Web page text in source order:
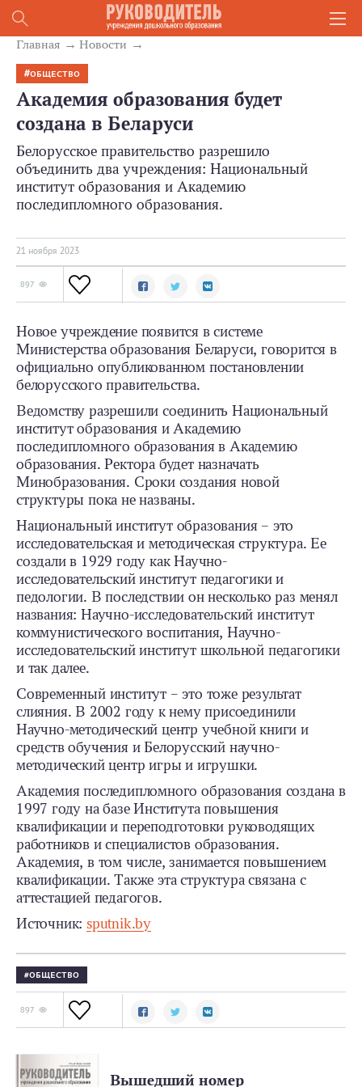
Главная Новости
ОБЩЕСТВО
Академия образования будет
создана в Беларуси
Белорусское правительство разрешило
объединить два учреждения: Национальный
институт образования и Академию
последипломного образования.
21 ноября 2023
897
Новое учреждение появится в системе
Министерства образования Беларуси, говорится в
официально опубликованном постановлении
белорусского правительства.
Ведомству разрешили соединить Национальный
институт образования и Академию
последипломного образования в Академию
образования. Ректора будет назначать
Минобразования. Сроки создания новой
структуры пока не названы.
Национальный институт образования – это
исследовательская и методическая структура. Ее
создали в 1929 году как Научно-
исследовательский институт педагогики и
педологии. В последствии он несколько раз менял
названия: Научно-исследовательский институт
коммунистического воспитания, Научно-
исследовательский институт школьной педагогики
и так далее.
Современный институт – это тоже результат
слияния. В 2002 году к нему присоединили
Научно-методический центр учебной книги и
средств обучения и Белорусский научно-
методический центр игры и игрушки.
Академия последипломного образования создана в
1997 году на базе Института повышения
квалификации и переподготовки руководящих
работников и специалистов образования.
Академия, в том числе, занимается повышением
квалификации. Также эта структура связана с
аттестацией педагогов.
Источник:sputnik.by
ОБЩЕСТВО
897
Вышедший номер